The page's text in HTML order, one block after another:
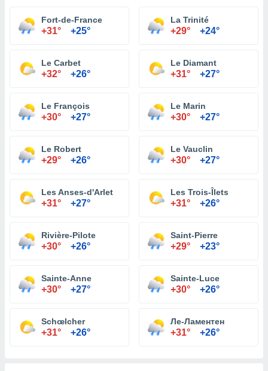
Fort-de-France
+31° +25°
La Trinité
+29° +24°
Le Carbet
+32° +26°
Le Diamant
+31° +27°
Le François
+30° +27°
Le Marin
+30° +27°
Le Robert
+29° +26°
Le Vauclin
+30° +27°
Les Anses-d'Arlet
+31° +27°
Les Trois-Îlets
+31° +26°
Rivière-Pilote
+30° +26°
Saint-Pierre
+29° +23°
Sainte-Anne
+30° +27°
Sainte-Luce
+30° +26°
Schœlcher
+31° +26°
Ле-Ламентен
+31° +26°